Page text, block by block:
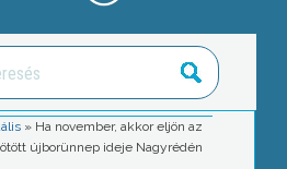
» Ha november, akkor eljön az
újborünnep ideje Nagyrédén